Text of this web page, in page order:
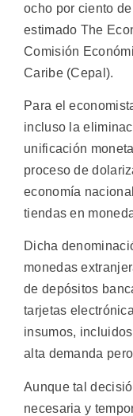
ocho por ciento
estimado The
Comisión
Caribe (Cepal).
Para el
incluso la
unificación
proceso de
economía
tiendas en
Dicha
monedas
de depósitos
tarjetas
insumos,
alta demanda
Aunque tal
necesaria y